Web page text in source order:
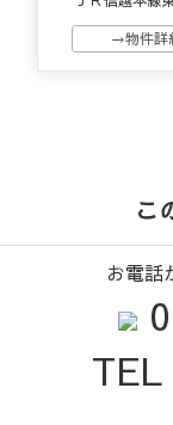
→物件詳
こ
お電話